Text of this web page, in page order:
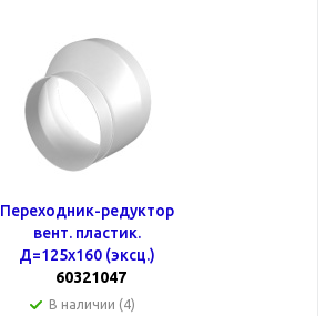
Переходник-редуктор
вент. пластик.
Д=125х160 (эксц.)
60321047
В наличии (4)